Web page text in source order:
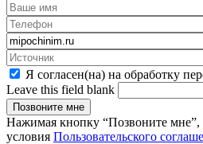
Я согласен(на) на обработку
Leave this field blank
Нажимая кнопку “Позвоните
условия Пользовательского